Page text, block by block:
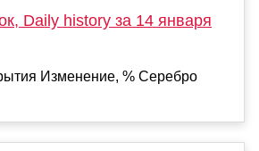
Daily history за 14 января
Изменение, % Серебро